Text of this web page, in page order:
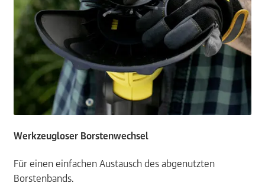
Werkzeugloser Borstenwechsel
Für einen einfachen Austausch des abgenutzten
Borstenbands.